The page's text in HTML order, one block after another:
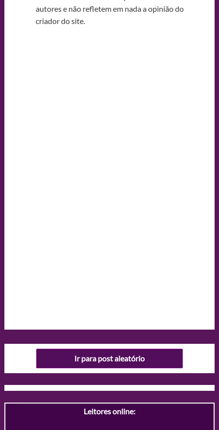
autores e não refletem em nada a opinião do
criador do site.
Ir para post aleatório
Leitores online: